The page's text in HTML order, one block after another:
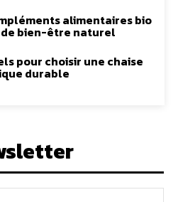
alimentaires bio
bien-être naturel
pour choisir une chaise
durable